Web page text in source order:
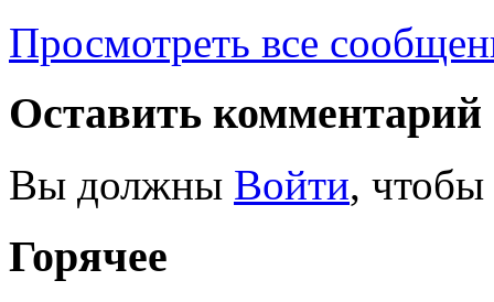
Просмотреть все
Оставить комментарий
Вы должны Войти, чтобы
Горячее